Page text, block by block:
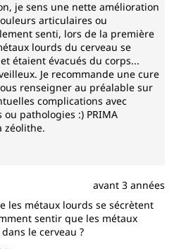
je sens une nette amélioration
articulaires ou
senti, lors de la première
lourds du cerveau se
étaient évacués du corps...
Je recommande une cure
renseigner au préalable sur
complications avec
pathologies :) PRIMA
zéolithe.
avant 3 années
les métaux lourds se sécrètent
sentir que les métaux
le cerveau ?